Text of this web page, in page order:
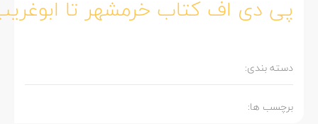
پی دی اف کتاب خرمشهر تا ابوغریب
دسته بندی:
برچسب ها: